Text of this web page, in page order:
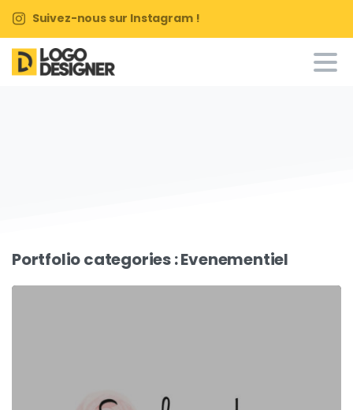
Suivez-nous sur Instagram !
Portfolio categories :Evenementiel